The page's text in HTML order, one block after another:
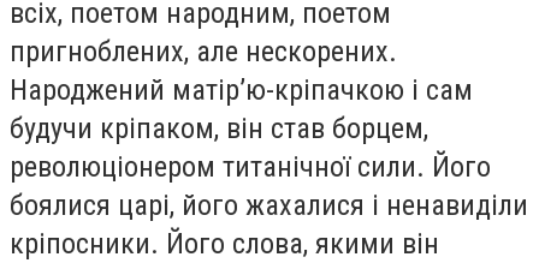
всіх, поетом народним, поетом
пригноблених, але нескорених.
Народжений матір’ю-кріпачкою і сам
будучи кріпаком, він став борцем,
революціонером титанічної сили. Його
боялися царі, його жахалися і ненавиділи
кріпосники. Його слова, якими він